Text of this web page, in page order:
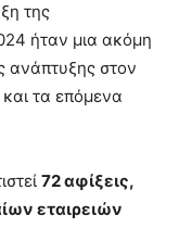
της
ήταν μια ακόμη
ανάπτυξης στον
και τα επόμενα
72 αφίξεις,
εταιρειών